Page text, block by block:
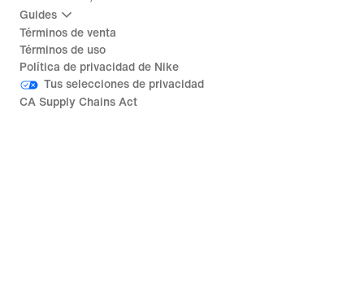
Guides
Términos de venta
Términos de uso
Política de privacidad de Nike
Tus selecciones de privacidad
CA Supply Chains Act